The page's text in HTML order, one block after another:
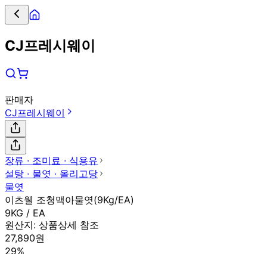
CJ프레시웨이
판매자
CJ프레시웨이
장류 ∙ 조미료 ∙ 식용유
설탕 ∙ 물엿 ∙ 올리고당
물엿
이츠웰 조청맥아물엿(9Kg/EA)
9KG / EA
원산지: 상품상세 참조
27,890원
29%